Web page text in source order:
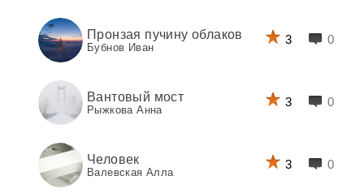
Пронзая пучину облаков
Бубнов Иван
3 0
Вантовый мост
Рыжкова Анна
3 0
Человек
Валевская Алла
3 0